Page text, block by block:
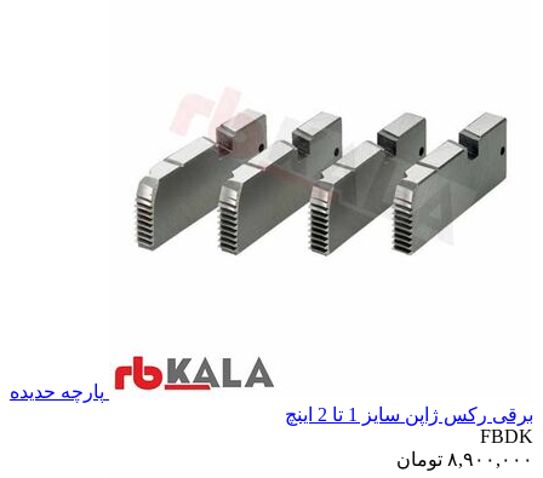
پارچه حدیده
برقی رکس ژاپن سایز 1 تا 2 اینچ
FBDK
۸,۹۰۰,۰۰۰ تومان